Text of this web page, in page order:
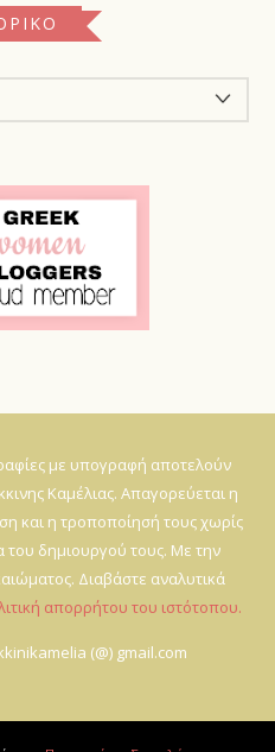
με υπογραφή αποτελούν
Καμέλιας. Απαγορεύεται η
και η τροποποίησή τους χωρίς
δημιουργού τους. Με την
Διαβάστε αναλυτικά
απορρήτου του ιστότοπου.
(@) gmail.com